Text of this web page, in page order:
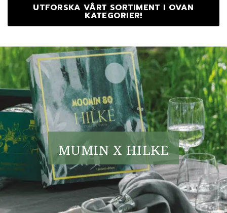
UTFORSKA VÅRT SORTIMENT I OVAN
KATEGORIER!
MUMIN X HILKE